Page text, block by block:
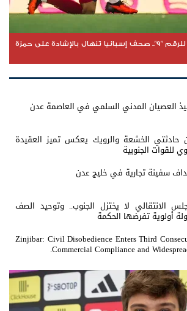
الفرعون يرشح نفسه للرقم "9".. صحف إسبانيا تنهال بالإشادة على حمزة
العصيان المدني السلمي في العاصمة عدن
حادثتي الخشعة والرويك يعكس تميز العقيدة
للقوات الجنوبية
سفينة تجارية في خليج عدن
الانتقالي لا يختزل الجنوب.. وتوحيد الصف
أولوية تفرضها الحكمة
Zinjibar: Civil Disobedience Enters Third
Commercial Compliance and